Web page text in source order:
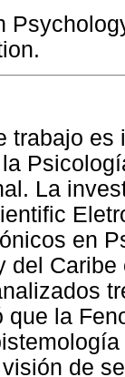
trabajo
La
en
del
que la
de